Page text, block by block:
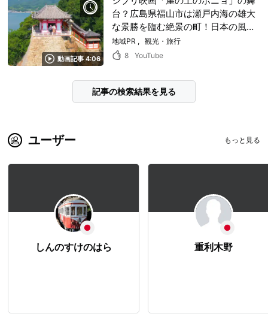
動画記事 4:06
台？広島県福山市は瀬戸内海の雄大
な景勝を臨む絶景の町！日本の風情
や歴史を感じられる名所やパワース
ポットをまとめた動画をチェック！
地域PR
観光・旅行
8
YouTube
記事の検索結果を見る
ユーザー もっと見る
しんのすけのはら 重利木野